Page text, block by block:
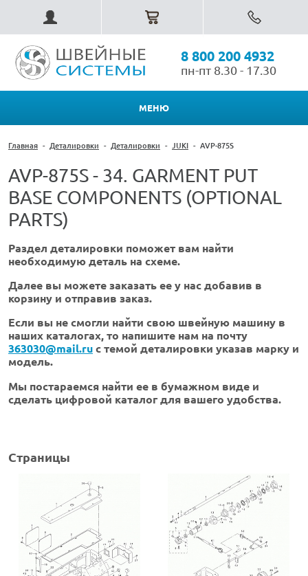
8 800 200 4932
пн-пт 8.30 - 17.30
МЕНЮ
Главная - Деталировки - Деталировки - JUKI - AVP-875S
AVP-875S - 34. GARMENT PUT
BASE COMPONENTS (OPTIONAL
PARTS)
Раздел деталировки поможет вам найти
необходимую деталь на схеме.
Далее вы можете заказать ее у нас добавив в
корзину и отправив заказ.
Если вы не смогли найти свою швейную машину в
наших каталогах, то напишите нам на почту
363030@mail.ru с темой деталировки указав марку и
модель.
Мы постараемся найти ее в бумажном виде и
сделать цифровой каталог для вашего удобства.
Страницы